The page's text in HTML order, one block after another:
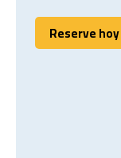
Reserve hoy
Reserve hoy